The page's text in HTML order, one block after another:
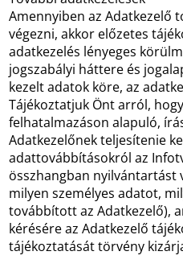
Amennyiben az Adatkezelő
végezni, akkor előzetes
adatkezelés lényeges
jogszabályi háttere és
kezelt adatok köre, az
Tájékoztatjuk Önt arról,
felhatalmazáson alapuló,
Adatkezelőnek teljesítenie
adattovábbításokról az
összhangban nyilvántartást
milyen személyes adatot,
továbbított az Adatkezelő),
kérésére az Adatkezelő
tájékoztatását törvény